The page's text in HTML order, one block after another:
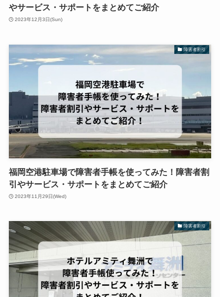
やサービス・サポートをまとめてご紹介
2023年12月3日(Sun)
障害者割引
福岡空港駐車場で障害者手帳を使ってみた！障害者割
引やサービス・サポートをまとめてご紹介
2023年11月29日(Wed)
障害者割引